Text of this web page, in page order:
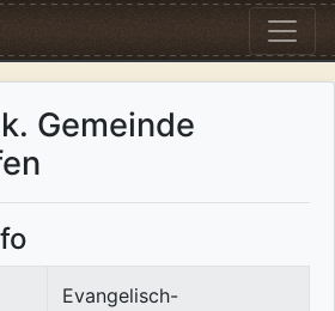
Gemeinde
Evangelisch-